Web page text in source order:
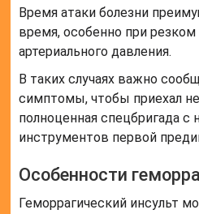
Время атаки болезни
время, особенно при
артериального давления.
В таких случаях важно
симптомы, чтобы приехал
полноценная спецбригада с
инструментов первой
Особенности
Геморрагический инсульт